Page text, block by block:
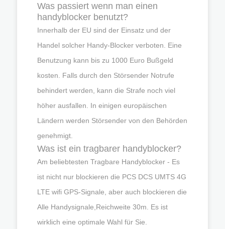
Was passiert wenn man einen
handyblocker benutzt?
Innerhalb der EU sind der Einsatz und der
Handel solcher Handy-Blocker verboten. Eine
Benutzung kann bis zu 1000 Euro Bußgeld
kosten. Falls durch den Störsender Notrufe
behindert werden, kann die Strafe noch viel
höher ausfallen. In einigen europäischen
Ländern werden Störsender von den Behörden
genehmigt.
Was ist ein tragbarer handyblocker?
Am beliebtesten Tragbare Handyblocker - Es
ist nicht nur blockieren die PCS DCS UMTS 4G
LTE wifi GPS-Signale, aber auch blockieren die
Alle Handysignale,Reichweite 30m. Es ist
wirklich eine optimale Wahl für Sie.